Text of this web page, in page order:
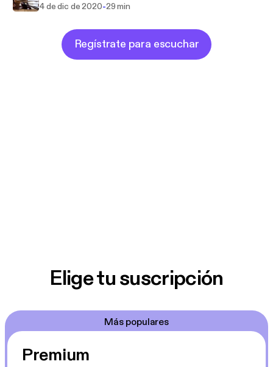
4 de dic de 2020-29 min
Regístrate para escuchar
Elige tu suscripción
Más populares
Premium